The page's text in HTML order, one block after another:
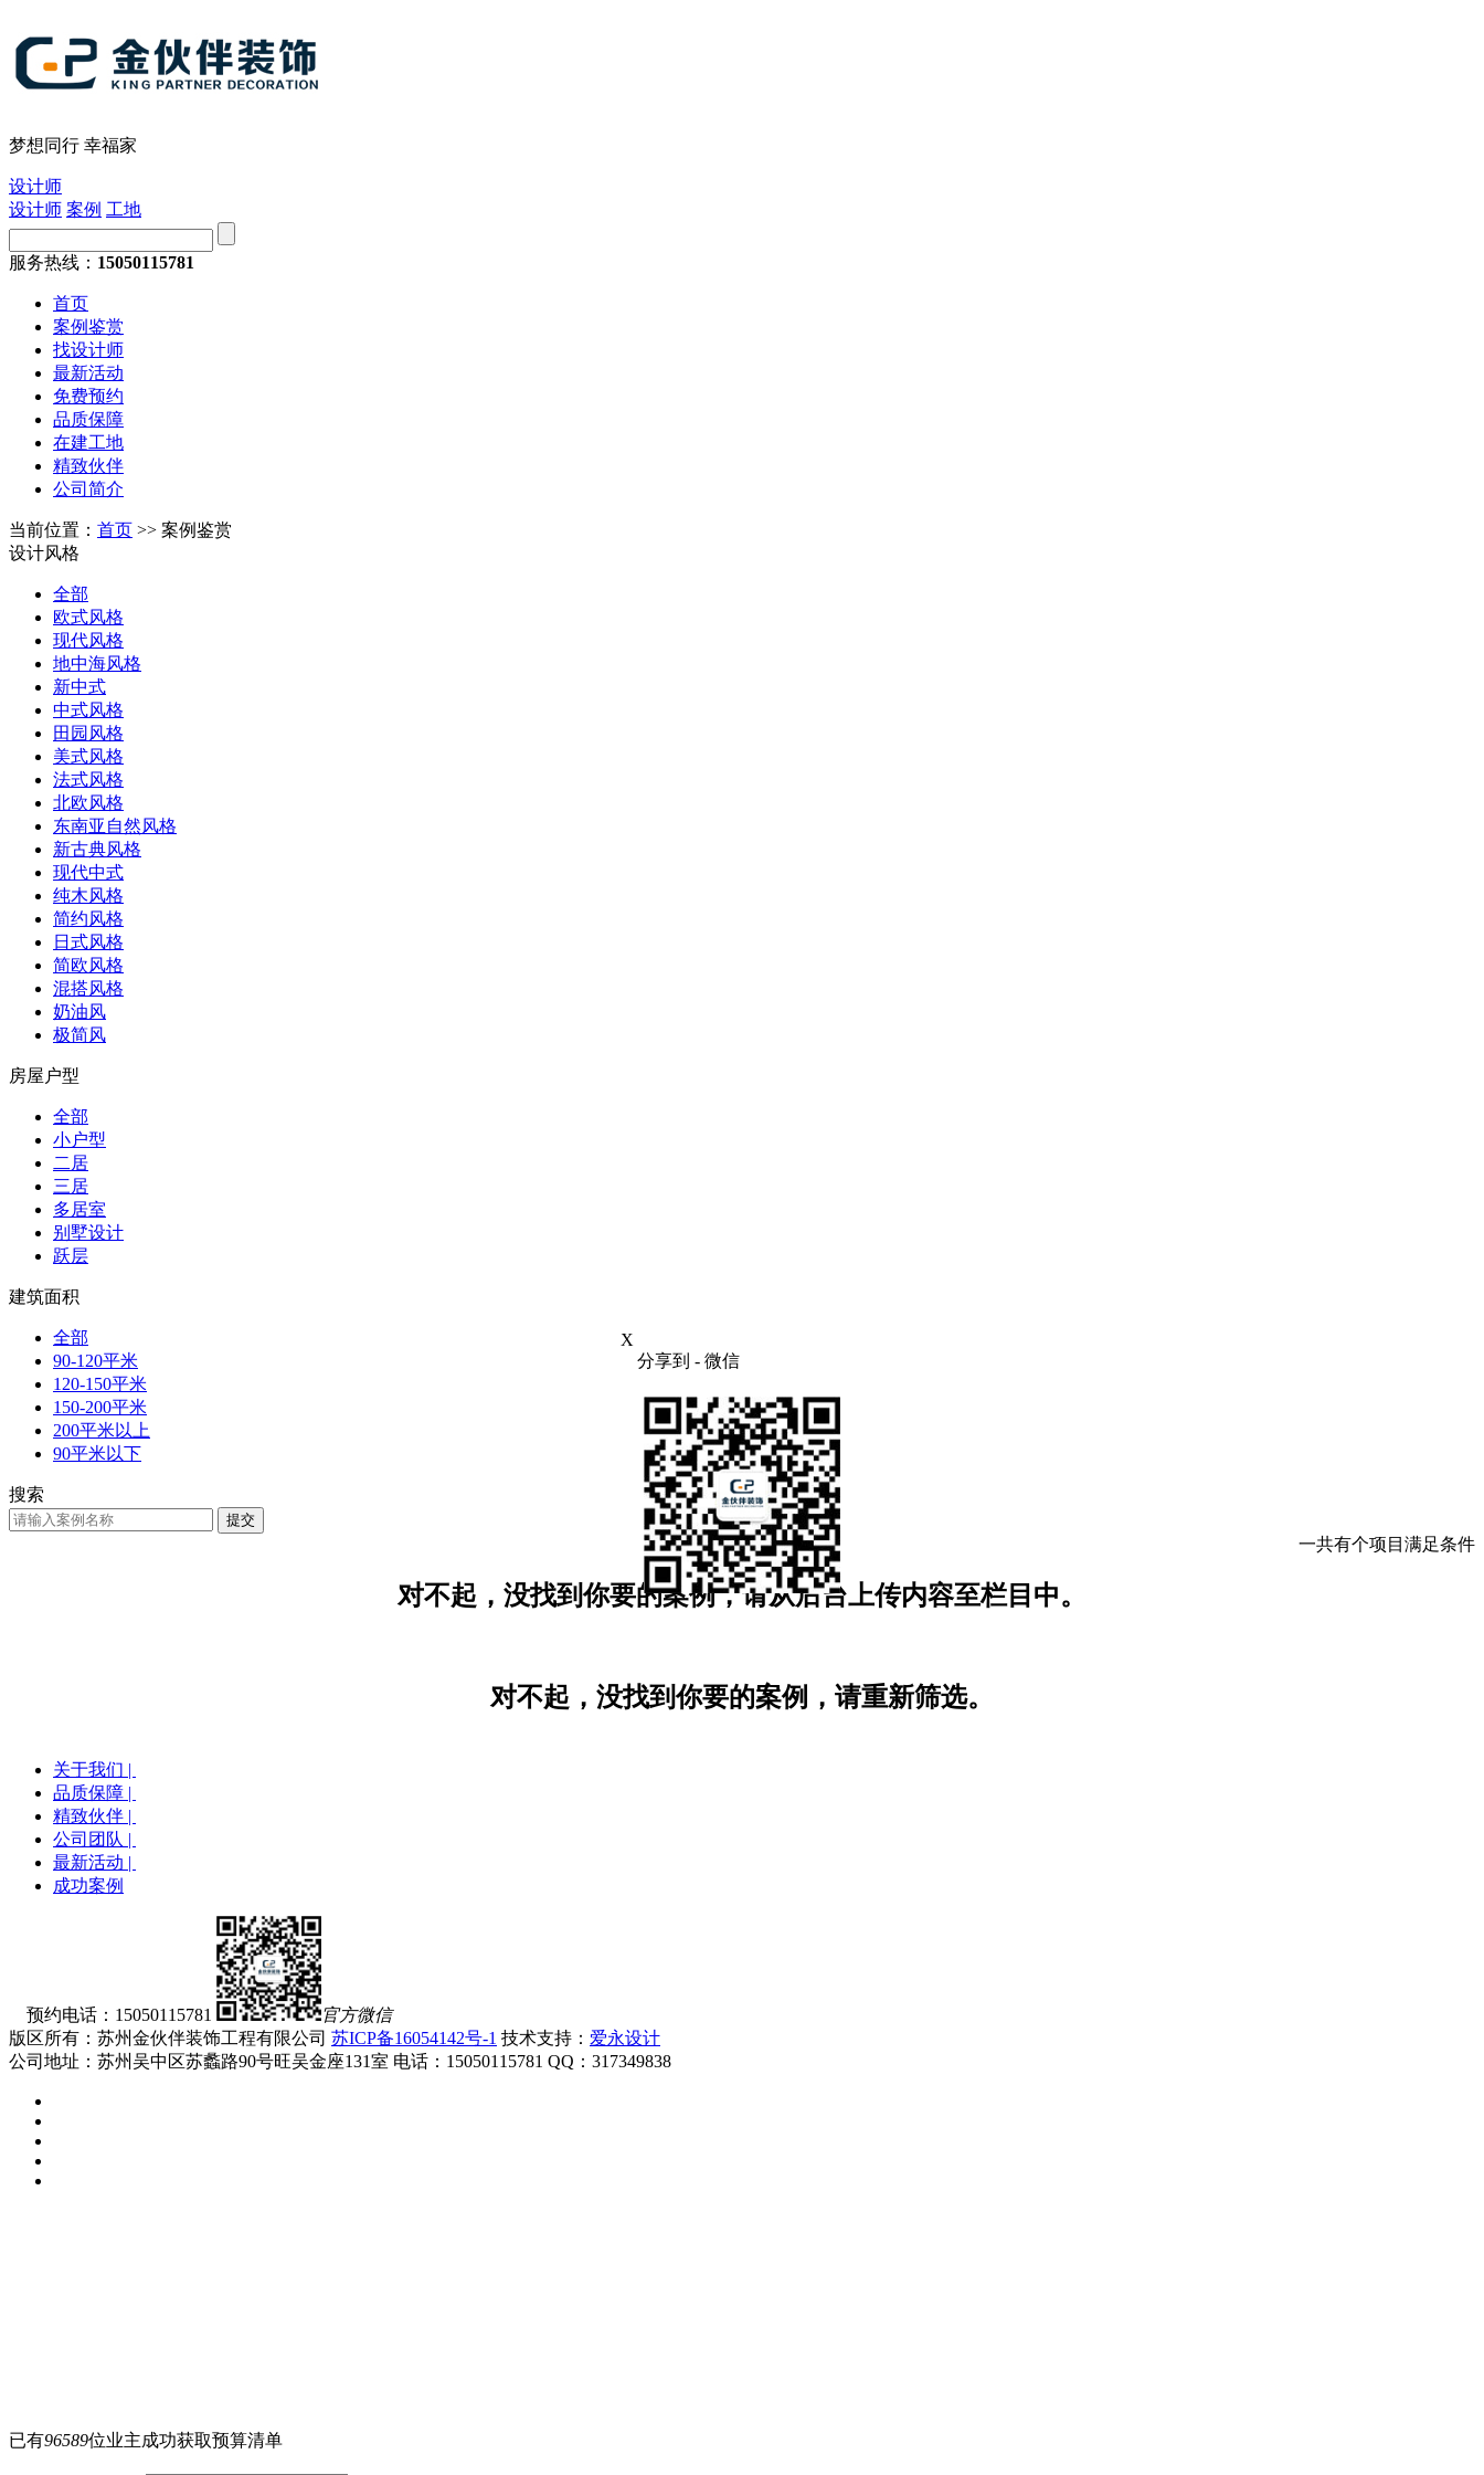
梦想同行 幸福家
设计师
设计师 案例 工地
服务热线： 15050115781
首页
案例鉴赏
找设计师
最新活动
免费预约
品质保障
在建工地
精致伙伴
公司简介
当前位置： 首页 >> 案例鉴赏
设计风格
全部
欧式风格
现代风格
地中海风格
新中式
中式风格
田园风格
美式风格
法式风格
北欧风格
东南亚自然风格
新古典风格
现代中式
纯木风格
简约风格
日式风格
简欧风格
混搭风格
奶油风
极简风
房屋户型
全部
小户型
二居
三居
多居室
别墅设计
跃层
建筑面积
全部
90-120平米
120-150平米
150-200平米
200平米以上
90平米以下
搜索
一共有个项目满足条件
X
分享到 - 微信
对不起，没找到你要的案例，请从后台上传内容至栏目中。
对不起，没找到你要的案例，请重新筛选。
关于我们 |
品质保障 |
精致伙伴 |
公司团队 |
最新活动 |
成功案例
预约电话：15050115781
官方微信
版区所有：苏州金伙伴装饰工程有限公司 苏ICP备16054142号-1 技术支持： 爱永设计
公司地址：苏州吴中区苏蠡路90号旺吴金座131室 电话：15050115781 QQ：317349838
已有96589位业主成功获取预算清单